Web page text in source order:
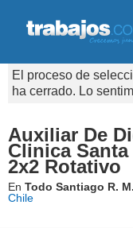
El proceso de
ha cerrado. Lo
Auxiliar De
Clinica Santa
2x2 Rotativo
En Todo Santiago R. M.
Chile